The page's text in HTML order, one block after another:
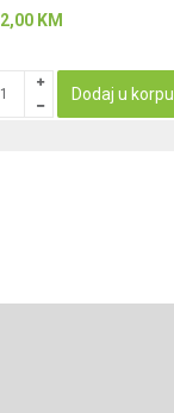
2,00 KM
Dodaj u korpu